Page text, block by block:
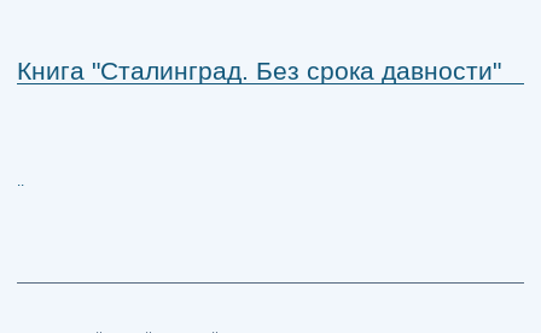
Книга "Сталинград. Без срока давности"